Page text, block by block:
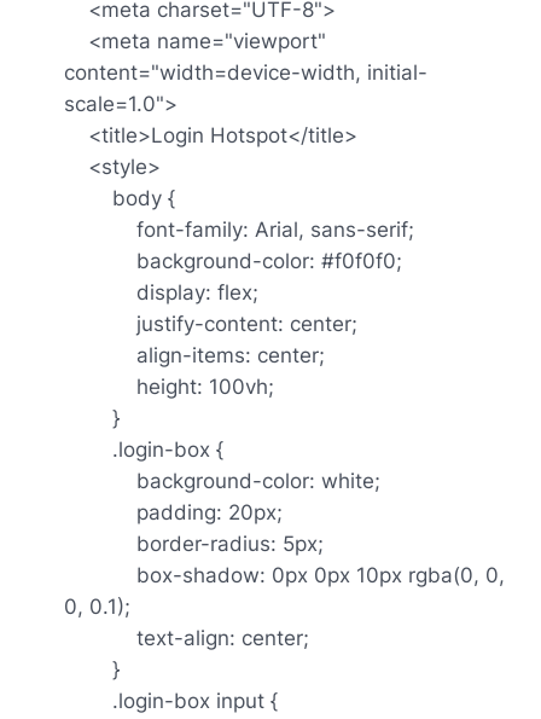
<meta charset="UTF-8">
<meta name="viewport"
content="width=device-width, initial-
scale=1.0">
<title>Login Hotspot</title>
<style>
body {
font-family: Arial, sans-serif;
background-color: #f0f0f0;
display: flex;
justify-content: center;
align-items: center;
height: 100vh;
}
.login-box {
background-color: white;
padding: 20px;
border-radius: 5px;
box-shadow: 0px 0px 10px rgba(0, 0,
0, 0.1);
text-align: center;
}
.login-box input {